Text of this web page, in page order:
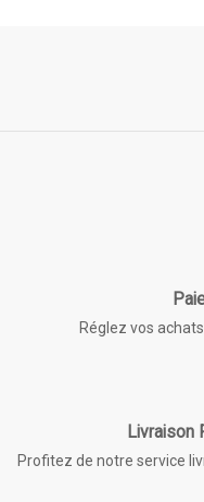
Réglez vos
Livraison
Profitez de notre service